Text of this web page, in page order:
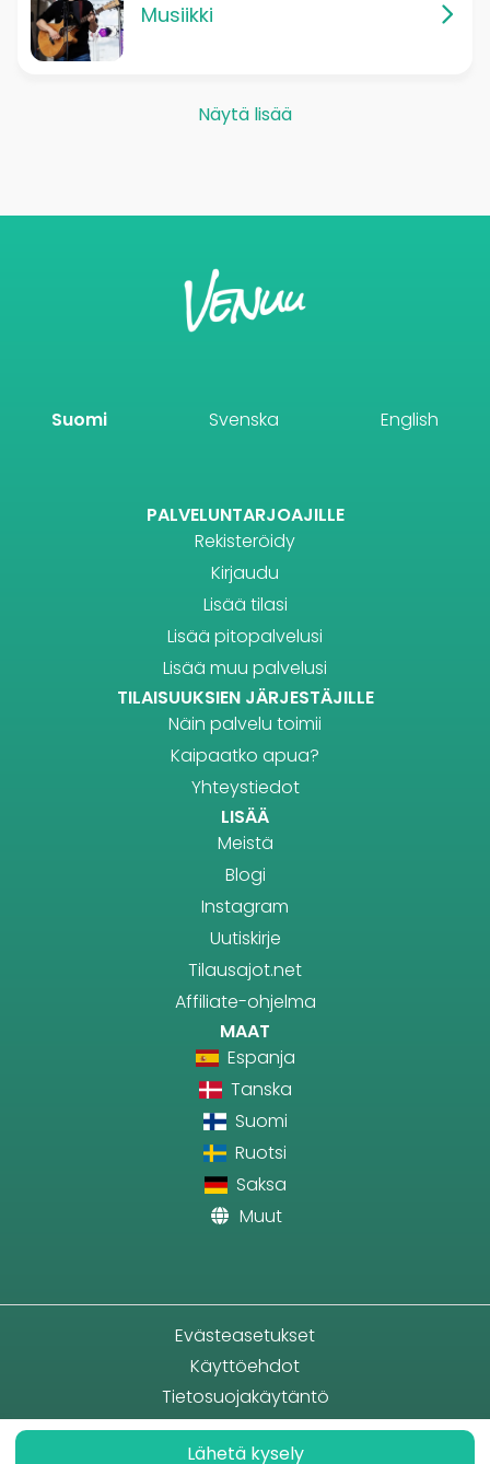
Lähetä kysely
Musiikki
Näytä lisää
Suomi Svenska English
PALVELUNTARJOAJILLE
Rekisteröidy
Kirjaudu
Lisää tilasi
Lisää pitopalvelusi
Lisää muu palvelusi
TILAISUUKSIEN JÄRJESTÄJILLE
Näin palvelu toimii
Kaipaatko apua?
Yhteystiedot
LISÄÄ
Meistä
Blogi
Instagram
Uutiskirje
Tilausajot.net
Affiliate-ohjelma
MAAT
Espanja
Tanska
Suomi
Ruotsi
Saksa
Muut
Evästeasetukset
Käyttöehdot
Tietosuojakäytäntö